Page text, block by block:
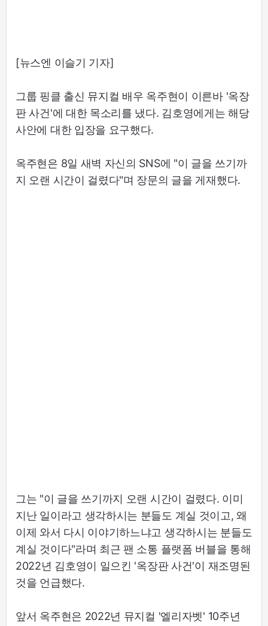
[뉴스엔 이슬기 기자]
그룹 핑클 출신 뮤지컬 배우 옥주현이 이른바 '옥장
판 사건'에 대한 목소리를 냈다. 김호영에게는 해당
사안에 대한 입장을 요구했다.
옥주현은 8일 새벽 자신의 SNS에 "이 글을 쓰기까
지 오랜 시간이 걸렸다"며 장문의 글을 게재했다.
그는 "이 글을 쓰기까지 오랜 시간이 걸렸다. 이미
지난 일이라고 생각하시는 분들도 계실 것이고, 왜
이제 와서 다시 이야기하느냐고 생각하시는 분들도
계실 것이다"라며 최근 팬 소통 플랫폼 버블을 통해
2022년 김호영이 일으킨 '옥장판 사건'이 재조명된
것을 언급했다.
앞서 옥주현은 2022년 뮤지컬 '엘리자벳' 10주년